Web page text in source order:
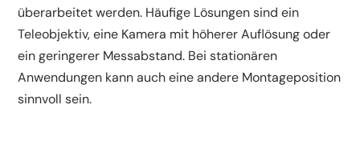
überarbeitet werden. Häufige Lösungen sind ein
Teleobjektiv, eine Kamera mit höherer Auflösung oder
ein geringerer Messabstand. Bei stationären
Anwendungen kann auch eine andere Montageposition
sinnvoll sein.